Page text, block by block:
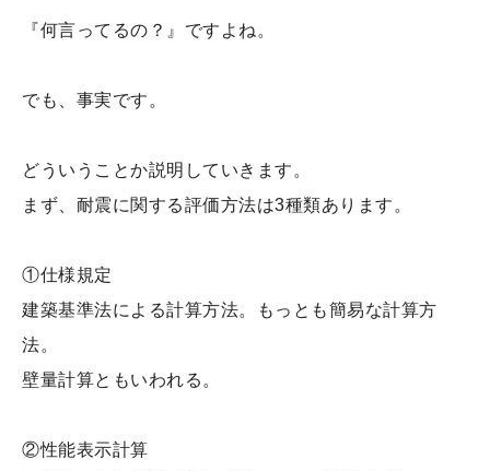
『何言ってるの？』ですよね。
でも、事実です。
どういうことか説明していきます。
まず、耐震に関する評価方法は3種類あります。
①仕様規定
建築基準法による計算方法。もっとも簡易な計算方
法。
壁量計算ともいわれる。
②性能表示計算